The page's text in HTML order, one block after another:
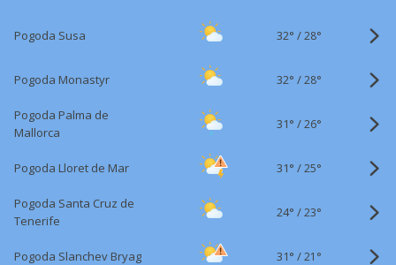
Pogoda Susa 32° /28°
Pogoda Monastyr 32° /28°
Pogoda Palma de
Mallorca
31° /26°
Pogoda Lloret de Mar 31° /25°
Pogoda Santa Cruz de
Tenerife
24° /23°
Pogoda Slanchev Bryag 31° /21°